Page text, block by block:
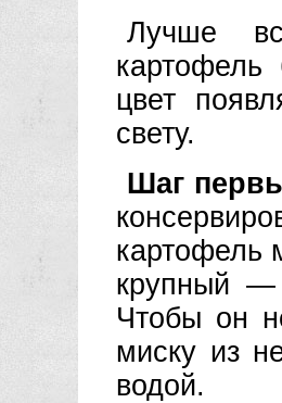
Лучше
картофель
цвет
свету.
Шаг
картофель
крупный —
Чтобы он
миску из
водой.